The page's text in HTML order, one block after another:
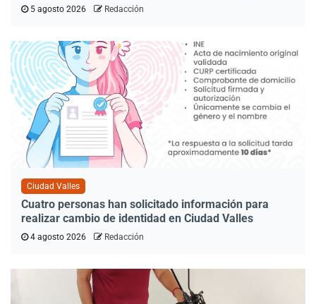
5 agosto 2026 Redacción
Ciudad Valles
Cuatro personas han solicitado información para
realizar cambio de identidad en Ciudad Valles
4 agosto 2026 Redacción